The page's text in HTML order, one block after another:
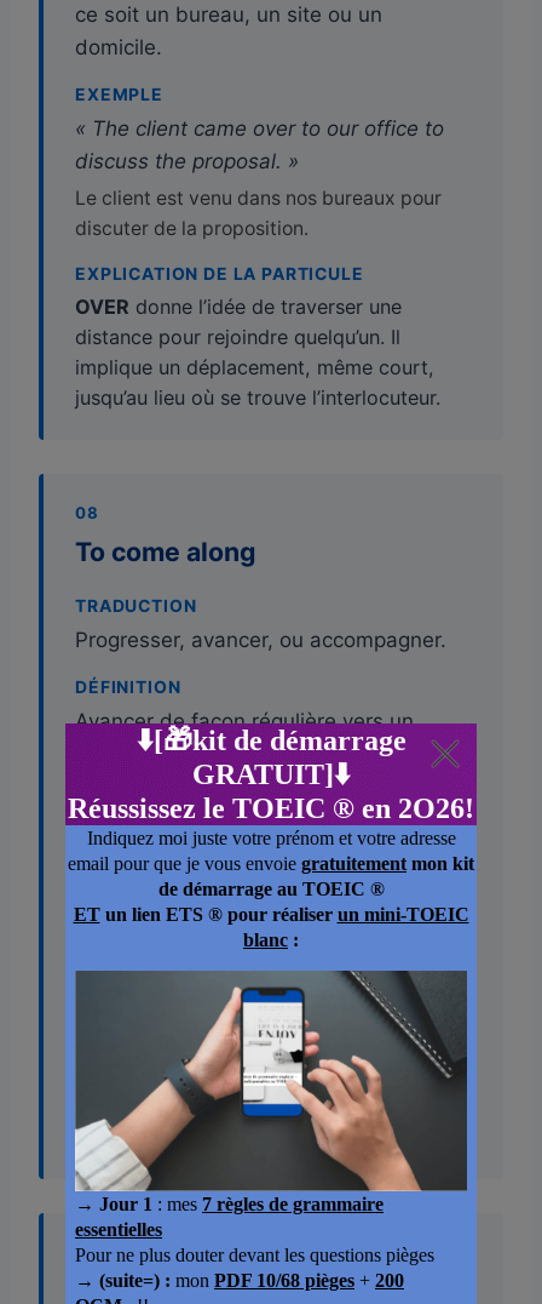
ce soit un bureau, un site ou un
domicile.
EXEMPLE
« The client came over to our office to
discuss the proposal. »
Le client est venu dans nos bureaux pour
discuter de la proposition.
EXPLICATION DE LA PARTICULE
OVER donne l’idée de traverser une
distance pour rejoindre quelqu’un. Il
implique un déplacement, même court,
jusqu’au lieu où se trouve l’interlocuteur.
08
To come along
TRADUCTION
Progresser, avancer, ou accompagner.
DÉFINITION
Avancer de façon régulière vers un
objectif, ou rejoindre quelqu’un pour
l’accompagner dans une activité.
EXEMPLE
« The project is coming along nicely and
should be ready on time. »
Le projet avance bien et devrait être prêt
dans les délais.
EXPLICATION DE LA PARTICULE
évoque un mouvement continu sur
un chemin. Quelque chose progresse,
avance sur sa trajectoire, suit son cours
naturellement.
09
To come across